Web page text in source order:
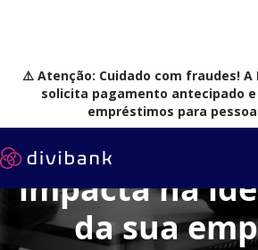
⚠️ Atenção: Cuidado com fraudes! A
solicita pagamento antecipado e
empréstimos para
Como o
impacta na
da sua